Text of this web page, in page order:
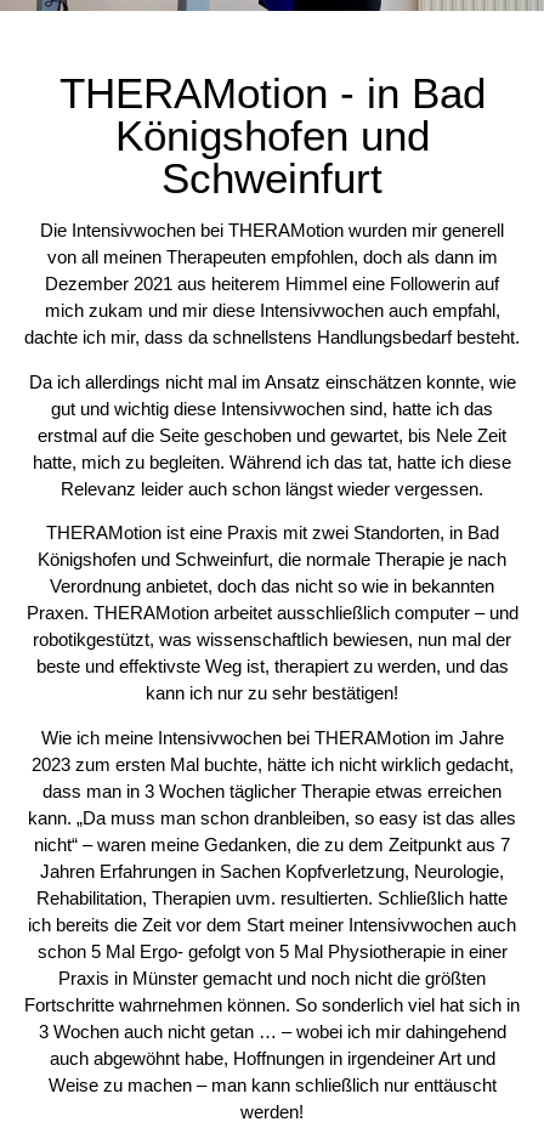
THERAMotion - in Bad
Königshofen und
Schweinfurt
Die Intensivwochen bei THERAMotion wurden mir generell
von all meinen Therapeuten empfohlen, doch als dann im
Dezember 2021 aus heiterem Himmel eine Followerin auf
mich zukam und mir diese Intensivwochen auch empfahl,
dachte ich mir, dass da schnellstens Handlungsbedarf besteht.
Da ich allerdings nicht mal im Ansatz einschätzen konnte, wie
gut und wichtig diese Intensivwochen sind, hatte ich das
erstmal auf die Seite geschoben und gewartet, bis Nele Zeit
hatte, mich zu begleiten. Während ich das tat, hatte ich diese
Relevanz leider auch schon längst wieder vergessen.
THERAMotion ist eine Praxis mit zwei Standorten, in Bad
Königshofen und Schweinfurt, die normale Therapie je nach
Verordnung anbietet, doch das nicht so wie in bekannten
Praxen. THERAMotion arbeitet ausschließlich computer – und
robotikgestützt, was wissenschaftlich bewiesen, nun mal der
beste und effektivste Weg ist, therapiert zu werden, und das
kann ich nur zu sehr bestätigen!
Wie ich meine Intensivwochen bei THERAMotion im Jahre
2023 zum ersten Mal buchte, hätte ich nicht wirklich gedacht,
dass man in 3 Wochen täglicher Therapie etwas erreichen
kann. „Da muss man schon dranbleiben, so easy ist das alles
nicht“ – waren meine Gedanken, die zu dem Zeitpunkt aus 7
Jahren Erfahrungen in Sachen Kopfverletzung, Neurologie,
Rehabilitation, Therapien uvm. resultierten. Schließlich hatte
ich bereits die Zeit vor dem Start meiner Intensivwochen auch
schon 5 Mal Ergo- gefolgt von 5 Mal Physiotherapie in einer
Praxis in Münster gemacht und noch nicht die größten
Fortschritte wahrnehmen können. So sonderlich viel hat sich in
3 Wochen auch nicht getan … – wobei ich mir dahingehend
auch abgewöhnt habe, Hoffnungen in irgendeiner Art und
Weise zu machen – man kann schließlich nur enttäuscht
werden!